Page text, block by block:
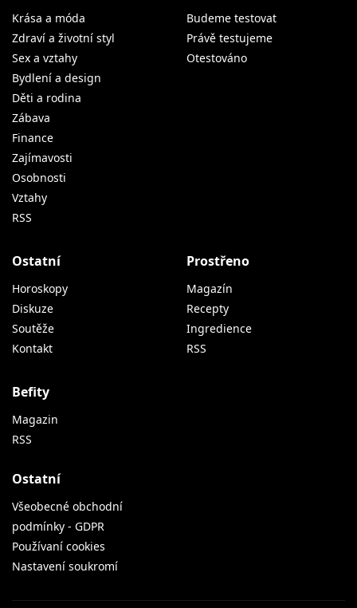
Krása a móda
Zdraví a životní styl
Sex a vztahy
Bydlení a design
Děti a rodina
Zábava
Finance
Zajímavosti
Osobnosti
Vztahy
RSS
Budeme testovat
Právě testujeme
Otestováno
Ostatní
Horoskopy
Diskuze
Soutěže
Kontakt
Prostřeno
Magazín
Recepty
Ingredience
RSS
Befity
Magazin
RSS
Ostatní
Všeobecné obchodní
podmínky - GDPR
Používaní cookies
Nastavení soukromí